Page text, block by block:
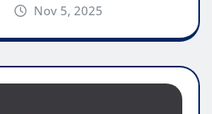
Nov 5, 2025